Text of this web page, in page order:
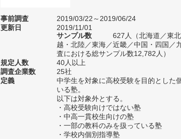
事前調査
2019/03/22～2019/06/24
更新日
2019/11/01
サンプル数
627人（北海道／東
越・北陸／東海／近畿／中国・四国／
査における総サンプル数12,782人）
規定人数
40人以上
調査企業数
25社
定義
中学生を対象に高校受験を目的とした
いる塾。
以下は対象外とする。
・高校受験向けではない塾
・中高一貫校生向けの塾
・一部の教科のみを扱っている塾
・学校内個別指導塾